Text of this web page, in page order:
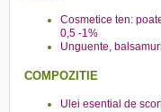
Cosmetice ten:
0,5 -1%
Unguente,
COMPOZITIE
Ulei esential de